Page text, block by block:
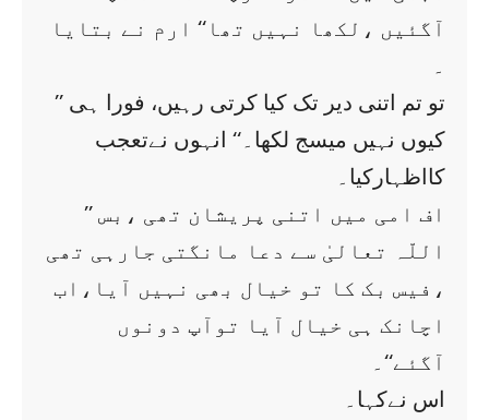
آگئیں ،لکھا نہیں تھا‘‘ ارم نے بتایا
۔
’’ تو تم اتنی دیر تک کیا کرتی رہیں، فورا ہی
کیوں نہیں میسج لکھا۔‘‘ انہوں نےتعجب
کااظہارکیا۔
’’ اف امی میں اتنی پریشان تھی ،بس
اللّہ تعالیٰ سے دعا مانگتی جارہی تھی
،فیس بک کا تو خیال بھی نہیں آیا،اب
اچانک ہی خیال آیا توآپ دونوں
آگئے‘‘۔
اس نےکہا۔